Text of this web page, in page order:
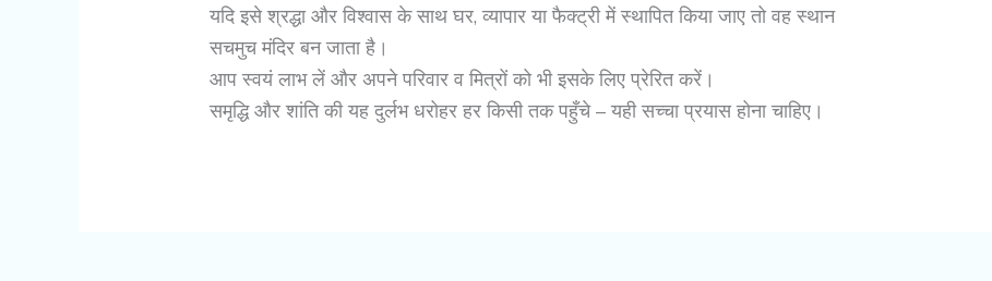
यदि इसे श्रद्धा और विश्वास के साथ घर, व्यापार या फैक्ट्री में स्थापित किया जाए तो वह स्थान
सचमुच मंदिर बन जाता है।
आप स्वयं लाभ लें और अपने परिवार व मित्रों को भी इसके लिए प्रेरित करें।
समृद्धि और शांति की यह दुर्लभ धरोहर हर किसी तक पहुँचे – यही सच्चा प्रयास होना चाहिए।